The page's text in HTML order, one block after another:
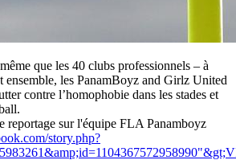
que les 40 clubs professionnels – à
ensemble, les PanamBoyz and Girlz United
contre l’homophobie dans les stades et
reportage sur l'équipe FLA Panamboyz
story.php?